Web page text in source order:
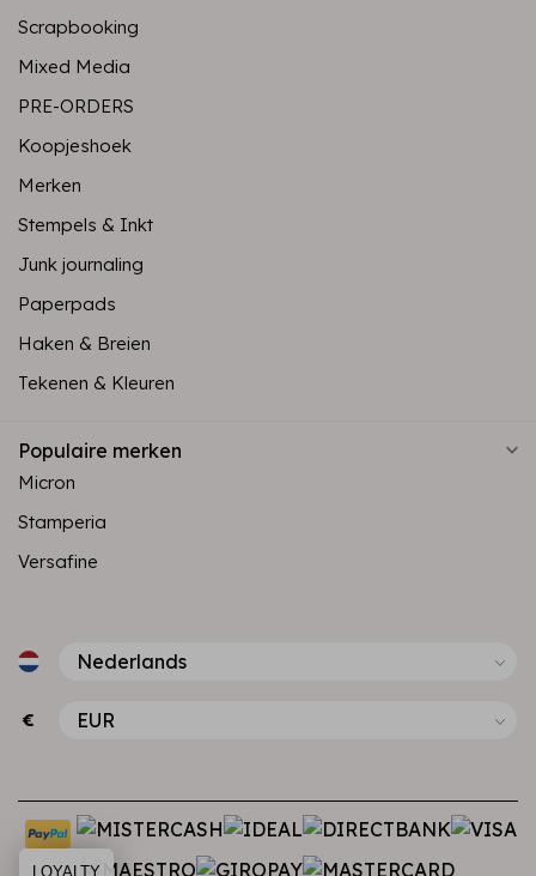
Scrapbooking
Mixed Media
PRE-ORDERS
Koopjeshoek
Merken
Stempels & Inkt
Junk journaling
Paperpads
Haken & Breien
Tekenen & Kleuren
Populaire merken
Micron
Stamperia
Versafine
€
LOYALTY